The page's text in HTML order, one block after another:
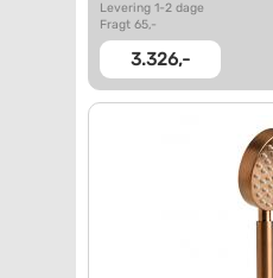
Levering 1-2 dage
Fragt 65,-
3.326,-